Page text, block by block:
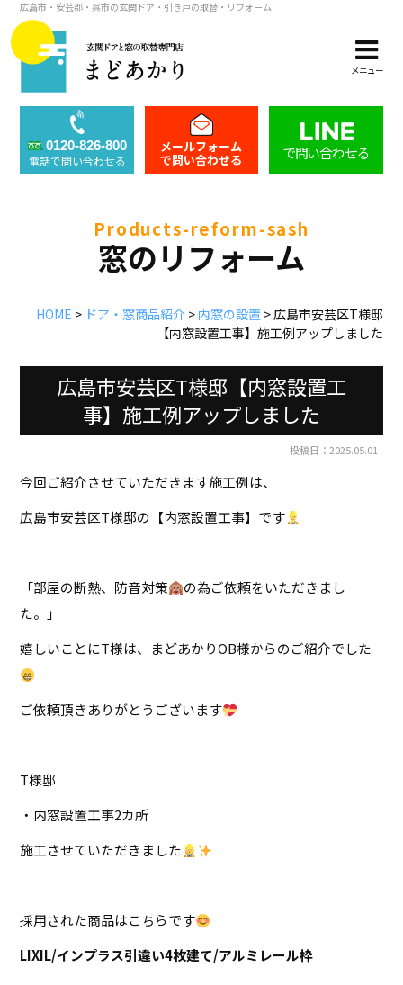
広島市・安芸郡・呉市の玄関ドア・引き戸の取替・リフォーム
メニュー
0120-826-800
電話で問い合わせる
メールフォーム
で問い合わせる で問い合わせる
products-reform-sash
窓のリフォーム
HOME > ドア・窓商品紹介> 内窓の設置 > 広島市安芸区T様邸
【内窓設置工事】施工例アップしました
広島市安芸区T様邸【内窓設置工
事】施工例アップしました
投稿日：2025.05.01
今回ご紹介させていただきます施工例は、
広島市安芸区T様邸の【内窓設置工事】です
「部屋の断熱、防音対策
の為ご依頼をいただきまし
た。」
嬉しいことにT様は、まどあかりOB様からのご紹介でした
ご依頼頂きありがとうございます
T様邸
・内窓設置工事2カ所
施工させていただきました
採用された商品はこちらです
LIXIL/インプラス引違い4枚建て/アルミレール枠